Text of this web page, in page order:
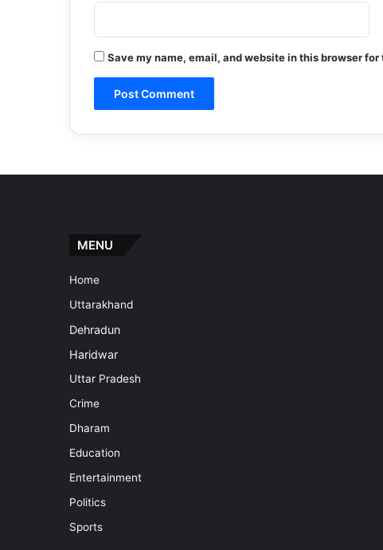
Save my name, email, and website in this browser
MENU
Home
Uttarakhand
Dehradun
Haridwar
Uttar Pradesh
Crime
Dharam
Education
Entertainment
Politics
Sports